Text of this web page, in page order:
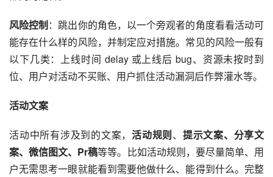
风险控制：跳出你的角色，以一个旁观者的角度看看活动可
能存在什么样的风险，并制定应对措施。常见的风险一般有
以下几类：上线时间 delay 或上线后 bug、资源未按时到
位、用户对活动不买账、用户抓住活动漏洞后作弊灌水等。
活动文案
活动中所有涉及到的文案， 活动规则、 提示文案、分享文
案、微信图文、Pr稿等等。比如活动规则，要尽量简单、用
户无需思考一眼就能看到需要他做什么、能得到什么。完整